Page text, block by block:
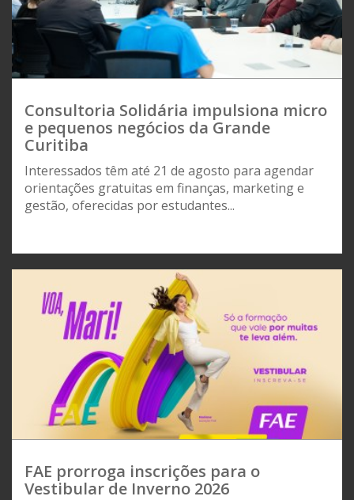
Consultoria Solidária impulsiona micro
e pequenos negócios da Grande
Curitiba
Interessados têm até 21 de agosto para agendar
orientações gratuitas em finanças, marketing e
gestão, oferecidas por estudantes...
FAE prorroga inscrições para o
Vestibular de Inverno 2026